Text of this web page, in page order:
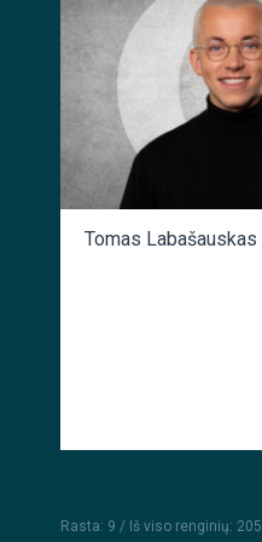
Tomas Labašauskas
Rasta: 9 / Iš viso renginių: 205